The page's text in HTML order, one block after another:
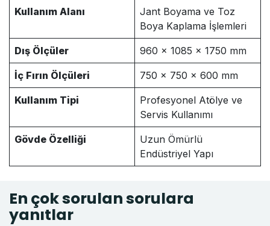
Kullanım Alanı
Jant Boyama ve Toz
Boya Kaplama İşlemleri
Dış Ölçüler 960 × 1085 × 1750 mm
İç Fırın Ölçüleri 750 × 750 × 600 mm
Kullanım Tipi
Profesyonel Atölye ve
Servis Kullanımı
Gövde Özelliği
Uzun Ömürlü
Endüstriyel Yapı
En çok sorulan sorulara
yanıtlar